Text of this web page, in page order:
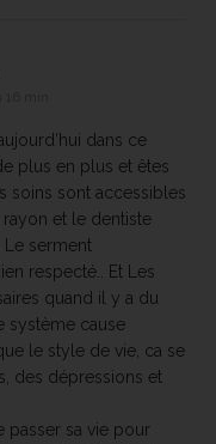
dans ce
plus en plus et êtes
soins sont accessibles
rayon et le dentiste
Le serment
respecté.. Et Les
quand il y a du
système cause
le style de vie, ca se
des dépressions et
passer sa vie pour